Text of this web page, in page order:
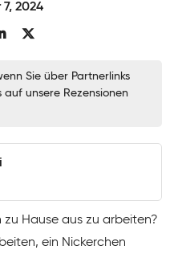
2024
Sie über Partnerlinks
auf unsere Rezensionen
Hause aus zu arbeiten?
ein Nickerchen